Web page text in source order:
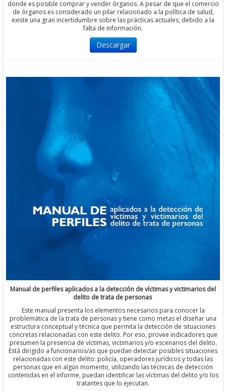
donde es posible comprar y vender órganos. A pesar de que el comercio
de órganos es considerado un pilar relacionado a la política de salud,
existe una gran incertidumbre sobre las prácticas actuales, debido a la
falta de información.
Descargar
Manual de perfiles aplicados a la detección de víctimas y victimarios del
delito de trata de personas
Este manual presenta los elementos necesarios para conocer la
problemática de la trata de personas y tiene como metas el diseñar una
estructura conceptual y técnica que permita la detección de situaciones
concretas relacionadas con este delito. Por eso, provee indicadores que
presumen la presencia de víctimas, victimarios y/o escenarios del delito.
Está dirigido a funcionarios/as que puedan detectar posibles situaciones
relacionadas con este delito: policía, operadores jurídicos y todas las
personas que en algún momento, utilizando las técnicas de detección
contenidas en el informe, puedan identificar las víctimas del delito y/o los
tratantes que lo ejecutan.